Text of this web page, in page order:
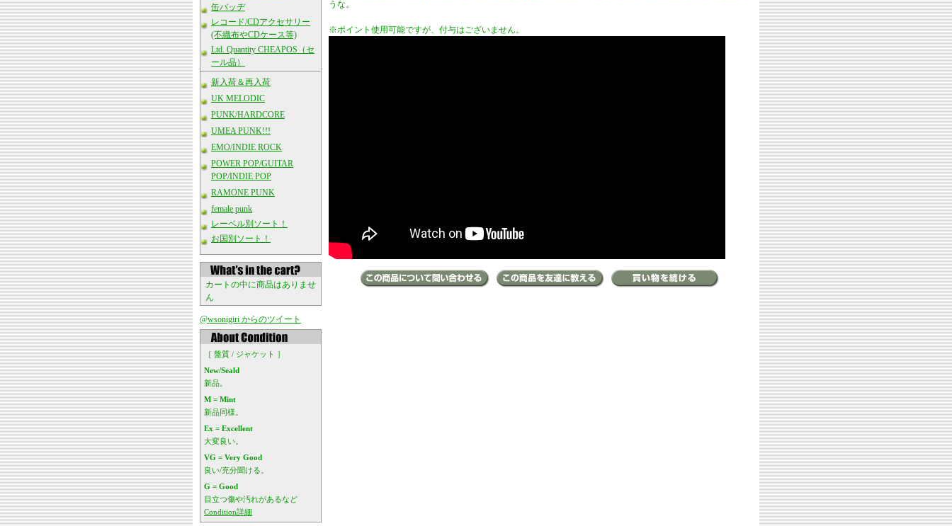
缶バッヂ
レコード/CDアクセサリー
(不織布やCDケース等)
Ltd. Quantity CHEAPOS（セ
ール品）
新入荷＆再入荷
UK MELODIC
PUNK/HARDCORE
UMEA PUNK!!!
EMO/INDIE ROCK
POWER POP/GUITAR
POP/INDIE POP
RAMONE PUNK
female punk
レーベル別ソート！
お国別ソート！
カートの中に商品はありませ
ん
@wsonigiri からのツイート
［ 盤質 / ジャケット ］
New/Seald
新品。
M = Mint
新品同様。
Ex = Excellent
大変良い。
VG = Very Good
良い/充分聞ける。
G = Good
目立つ傷や汚れがあるなど
Condition詳細
うな。
※ポイント使用可能ですが、付与はございません。